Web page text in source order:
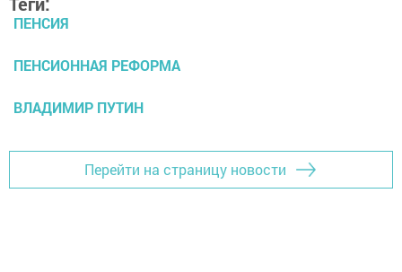
ПЕНСИЯ
ПЕНСИОННАЯ РЕФОРМА
ВЛАДИМИР ПУТИН
Перейти на страницу новости